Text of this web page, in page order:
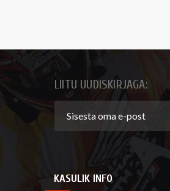
LIITU UUDISKIRJAGA:
KASULIK INFO